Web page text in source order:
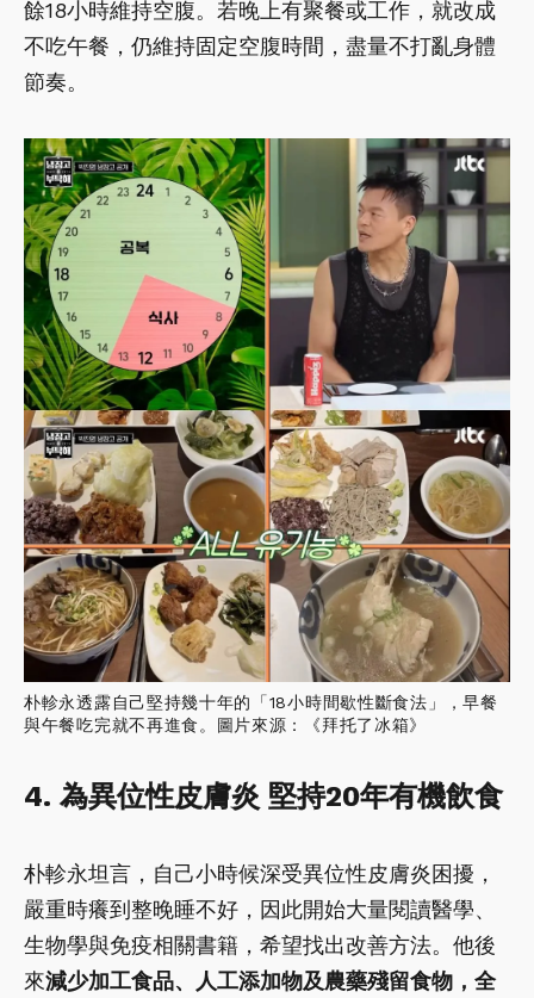
餘18小時維持空腹。若晚上有聚餐或工作，就改成
不吃午餐，仍維持固定空腹時間，盡量不打亂身體
節奏。
朴軫永透露自己堅持幾十年的「18小時間歇性斷食法」，早餐
與午餐吃完就不再進食。圖片來源：《拜托了冰箱》
4. 為異位性皮膚炎 堅持20年有機飲食
朴軫永坦言，自己小時候深受異位性皮膚炎困擾，
嚴重時癢到整晚睡不好，因此開始大量閱讀醫學、
生物學與免疫相關書籍，希望找出改善方法。他後
來減少加工食品、人工添加物及農藥殘留食物，全